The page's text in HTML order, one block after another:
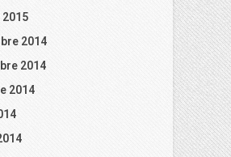
2014
2014
2014